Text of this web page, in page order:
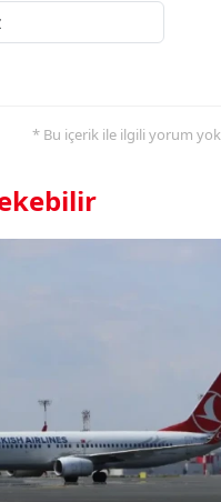
* Bu içerik ile ilgili yorum